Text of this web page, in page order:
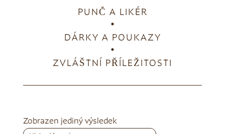
PUNČ A LIKÉR
DÁRKY A POUKAZY
ZVLÁŠTNÍ PŘÍLEŽITOSTI
Zobrazen jediný výsledek